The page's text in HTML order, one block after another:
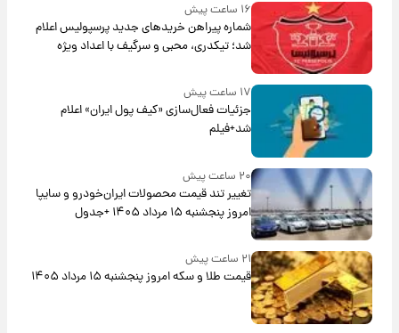
۱۶ ساعت پیش
شماره پیراهن خریدهای جدید پرسپولیس اعلام
شد؛ تیکدری، محبی و سرگیف با اعداد ویژه
۱۷ ساعت پیش
جزئیات فعال‌سازی «کیف پول ایران» اعلام
شد+فیلم
۲۰ ساعت پیش
تغییر تند قیمت محصولات ایران‌خودرو و سایپا
امروز پنجشنبه ۱۵ مرداد ۱۴۰۵ +جدول
۲۱ ساعت پیش
قیمت طلا و سکه امروز پنجشنبه ۱۵ مرداد ۱۴۰۵